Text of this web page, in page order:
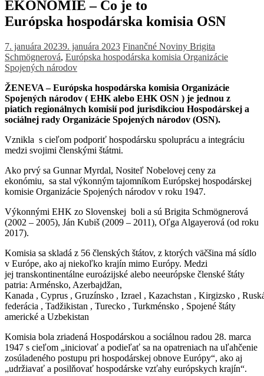
EKONÓMIE – Čo je to
Európska hospodárska komisia OSN
7. januára 20239. januára 2023 Finančné Noviny Brigita
Schmögnerová, Európska hospodárska komisia Organizácie
Spojených národov
ŽENEVA – Európska hospodárska komisia Organizácie
Spojených národov ( EHK alebo EHK OSN ) je jednou z
piatich regionálnych komisií pod jurisdikciou Hospodárskej a
sociálnej rady Organizácie Spojených národov (OSN).
Vznikla s cieľom podporiť hospodársku spoluprácu a integráciu
medzi svojimi členskými štátmi.
Ako prvý sa Gunnar Myrdal, Nositeľ Nobelovej ceny za
ekonómiu, sa stal výkonným tajomníkom Európskej hospodárskej
komisie Organizácie Spojených národov v roku 1947.
Výkonnými EHK zo Slovenskej boli a sú Brigita Schmögnerová
(2002 – 2005), Ján Kubiš (2009 – 2011), Oľga Algayerová (od roku
2017).
Komisia sa skladá z 56 členských štátov, z ktorých väčšina má sídlo
v Európe, ako aj niekoľko krajín mimo Európy. Medzi
jej transkontinentálne euroázijské alebo neeurópske členské štáty
patria: Arménsko, Azerbajdžan,
Kanada , Cyprus , Gruzínsko , Izrael , Kazachstan , Kirgizsko ,
federácia , Tadžikistan , Turecko , Turkménsko , Spojené štáty
americké a Uzbekistan
Komisia bola zriadená Hospodárskou a sociálnou radou 28. marca
1947 s cieľom „iniciovať a podieľať sa na opatreniach na uľahčenie
zosúladeného postupu pri hospodárskej obnove Európy“, ako aj
„udržiavať a posilňovať hospodárske vzťahy európskych krajín“.